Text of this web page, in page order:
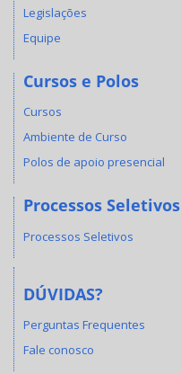
Legislações
Equipe
Cursos e Polos
Cursos
Ambiente de Curso
Polos de apoio presencial
Processos Seletivos
Processos Seletivos
DÚVIDAS?
Perguntas Frequentes
Fale conosco